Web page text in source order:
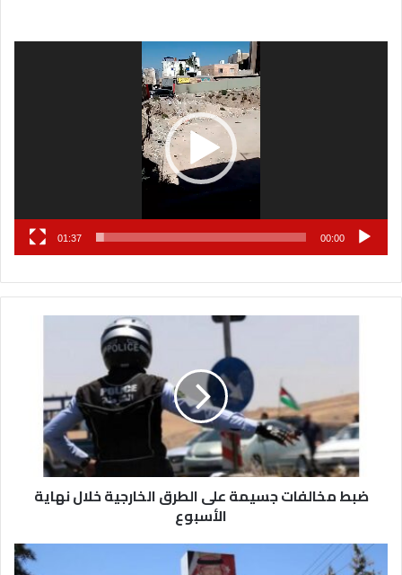
00:00
01:37
ي
م
ضبط مخالفات جسيمة على الطرق الخارجية خلال نهاية
الأسبوع